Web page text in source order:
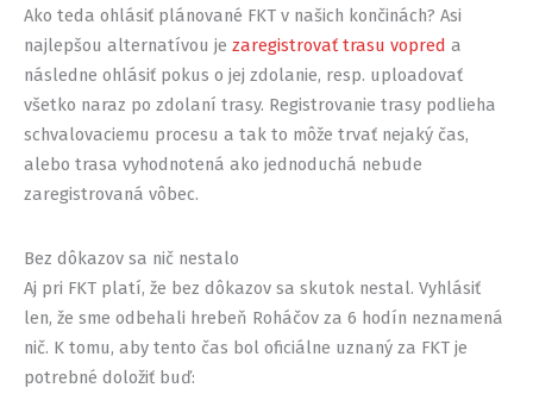
Ako teda ohlásiť plánované FKT v našich končinách? Asi
najlepšou alternatívou je zaregistrovať trasu vopred a
následne ohlásiť pokus o jej zdolanie, resp. uploadovať
všetko naraz po zdolaní trasy. Registrovanie trasy podlieha
schvalovaciemu procesu a tak to môže trvať nejaký čas,
alebo trasa vyhodnotená ako jednoduchá nebude
zaregistrovaná vôbec.
Bez dôkazov sa nič nestalo
Aj pri FKT platí, že bez dôkazov sa skutok nestal. Vyhlásiť
len, že sme odbehali hrebeň Roháčov za 6 hodín neznamená
nič. K tomu, aby tento čas bol oficiálne uznaný za FKT je
potrebné doložiť buď: